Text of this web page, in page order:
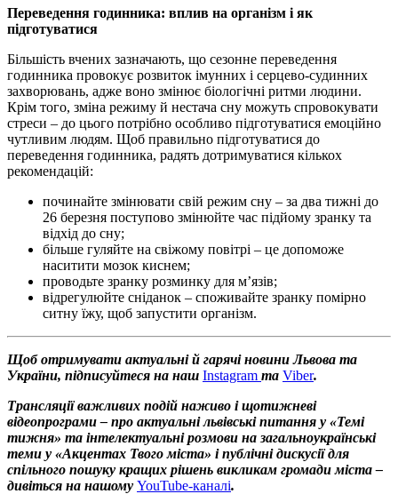
Переведення годинника: вплив на організм і як
підготуватися
Більшість вчених зазначають, що сезонне переведення
годинника провокує розвиток імунних і серцево-судинних
захворювань, адже воно змінює біологічні ритми людини.
Крім того, зміна режиму й нестача сну можуть спровокувати
стреси – до цього потрібно особливо підготуватися емоційно
чутливим людям. Щоб правильно підготуватися до
переведення годинника, радять дотримуватися кількох
рекомендацій:
починайте змінювати свій режим сну – за два тижні до
26 березня поступово змінюйте час підйому зранку та
відхід до сну;
більше гуляйте на свіжому повітрі – це допоможе
наситити мозок киснем;
проводьте зранку розминку для м’язів;
відрегулюйте сніданок – споживайте зранку помірно
ситну їжу, щоб запустити організм.
Щоб отримувати актуальні й гарячі новини Львова та
України, підписуйтеся на наш Instagram та Viber.
Трансляції важливих подій наживо і щотижневі
відеопрограми – про актуальні львівські питання у «Темі
тижня» та інтелектуальні розмови на загальноукраїнські
теми у «Акцентах Твого міста» і публічні дискусії для
спільного пошуку кращих рішень викликам громади міста –
дивіться на нашому YouTube-каналі.